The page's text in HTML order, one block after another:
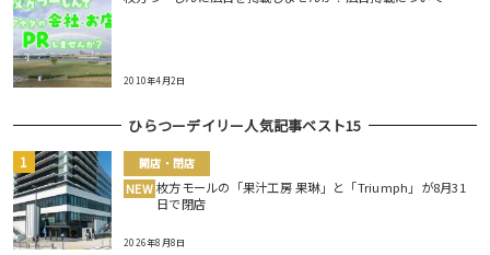
2010年4月2日
ひらつーデイリー人気記事ベスト15
開店・閉店
NEW 枚方モールの「果汁工房 果琳」と「Triumph」が8月31
日で閉店
2026年8月8日